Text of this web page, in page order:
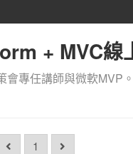
+ MVC
專任講師與微軟
1